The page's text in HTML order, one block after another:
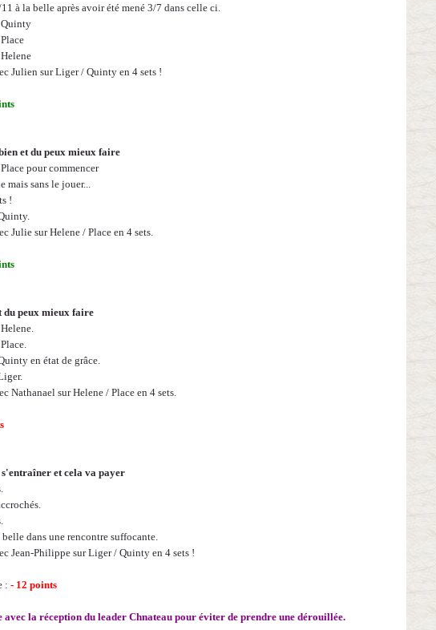
à la belle après avoir été mené 3/7 dans celle ci.
Quinty
Julien sur Liger / Quinty en 4 sets !
et du peux mieux faire
pour commencer
mais sans le jouer...
!
Julie sur Helene / Place en 4 sets.
du peux mieux faire
en état de grâce.
Nathanael sur Helene / Place en 4 sets.
et cela va payer
.
.
dans une rencontre suffocante.
Jean-Philippe sur Liger / Quinty en 4 sets !
: - 12 points
la réception du leader Chnateau pour éviter de prendre une dérouillée.